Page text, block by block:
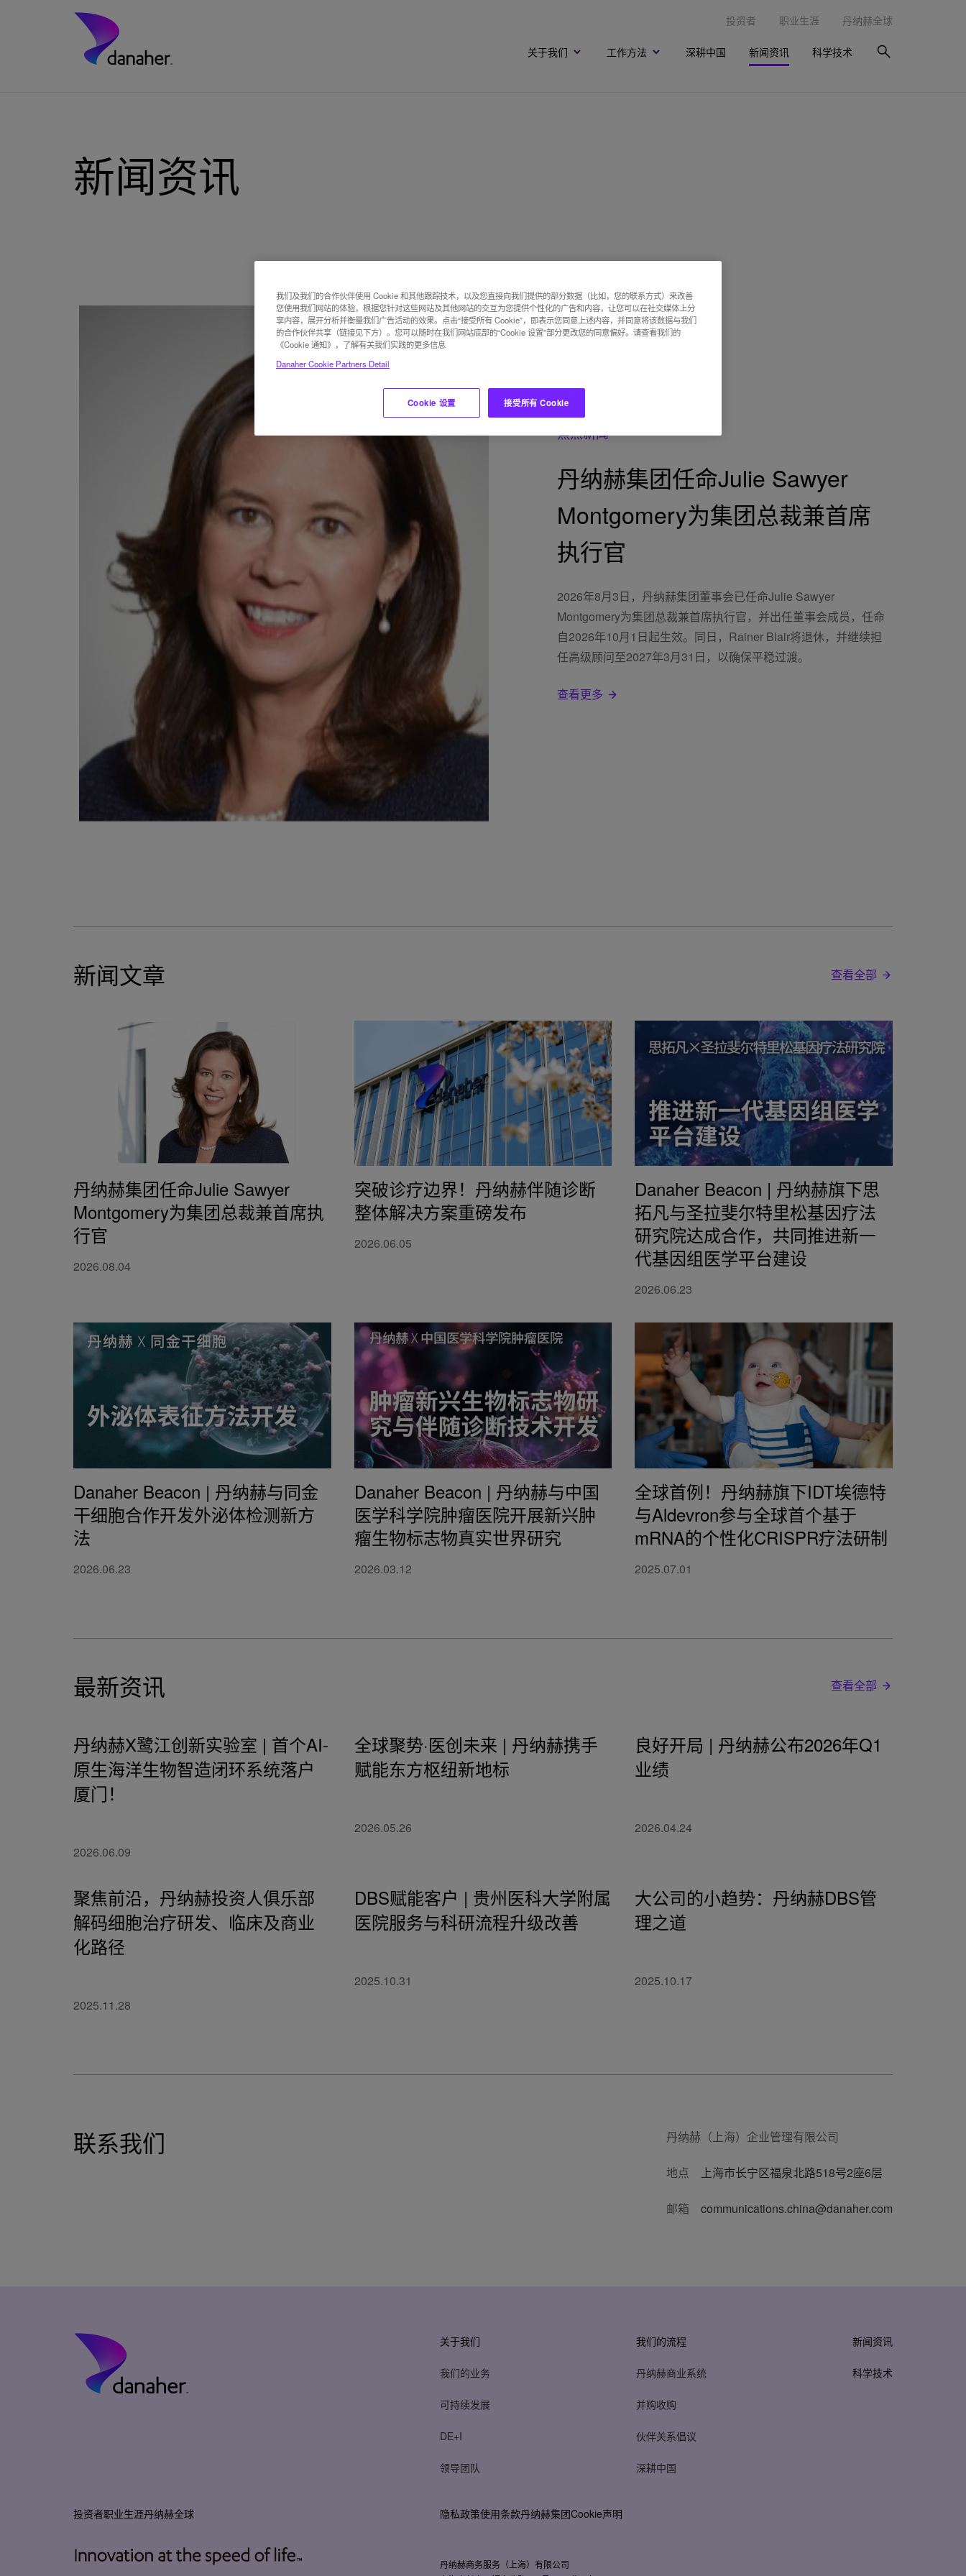
投资者 职业生涯 丹纳赫全球
关于我们 工作方法 深耕中国 新闻资讯 科学技术
新闻资讯
焦点新闻
丹纳赫集团任命Julie Sawyer
Montgomery为集团总裁兼首席
执行官
2026年8月3日，丹纳赫集团董事会已任命Julie Sawyer
Montgomery为集团总裁兼首席执行官，并出任董事会成员，任命
自2026年10月1日起生效。同日，Rainer Blair将退休，并继续担
任高级顾问至2027年3月31日，以确保平稳过渡。
查看更多
新闻文章 查看全部
丹纳赫集团任命Julie Sawyer
Montgomery为集团总裁兼首席执
行官
2026.08.04
突破诊疗边界！丹纳赫伴随诊断
整体解决方案重磅发布
2026.06.05
Danaher Beacon | 丹纳赫旗下思
拓凡与圣拉斐尔特里松基因疗法
研究院达成合作，共同推进新一
代基因组医学平台建设
2026.06.23
Danaher Beacon | 丹纳赫与同金
干细胞合作开发外泌体检测新方
法
2026.06.23
Danaher Beacon | 丹纳赫与中国
医学科学院肿瘤医院开展新兴肿
瘤生物标志物真实世界研究
2026.03.12
全球首例！丹纳赫旗下IDT埃德特
与Aldevron参与全球首个基于
mRNA的个性化CRISPR疗法研制
2025.07.01
最新资讯 查看全部
丹纳赫X鹭江创新实验室 | 首个AI-
原生海洋生物智造闭环系统落户
厦门！
2026.06.09
全球聚势·医创未来 | 丹纳赫携手
赋能东方枢纽新地标
2026.05.26
良好开局 | 丹纳赫公布2026年Q1
业绩
2026.04.24
聚焦前沿，丹纳赫投资人俱乐部
解码细胞治疗研发、临床及商业
化路径
2025.11.28
DBS赋能客户 | 贵州医科大学附属
医院服务与科研流程升级改善
2025.10.31
大公司的小趋势：丹纳赫DBS管
理之道
2025.10.17
联系我们 丹纳赫（上海）企业管理有限公司
地点 上海市长宁区福泉北路518号2座6层
邮箱 communications.china@danaher.com
关于我们
我们的业务
可持续发展
DE+I
领导团队
我们的流程
丹纳赫商业系统
并购收购
伙伴关系倡议
深耕中国
新闻资讯
科学技术
投资者职业生涯丹纳赫全球 隐私政策使用条款丹纳赫集团Cookie声明
丹纳赫商务服务（上海）有限公司
我们及我们的合作伙伴使用 Cookie 和其他跟踪技术，以及您直接向我们提供的部分数据（比如，您的联系方式）来改善
您使用我们网站的体验，根据您针对这些网站及其他网站的交互为您提供个性化的广告和内容，让您可以在社交媒体上分
享内容，展开分析并衡量我们广告活动的效果。点击“接受所有 Cookie”，即表示您同意上述内容，并同意将该数据与我们
的合作伙伴共享（链接见下方）。您可以随时在我们网站底部的“Cookie 设置”部分更改您的同意偏好。请查看我们的
《Cookie 通知》，了解有关我们实践的更多信息
Danaher Cookie Partners Detail
Cookie 设置 接受所有 Cookie